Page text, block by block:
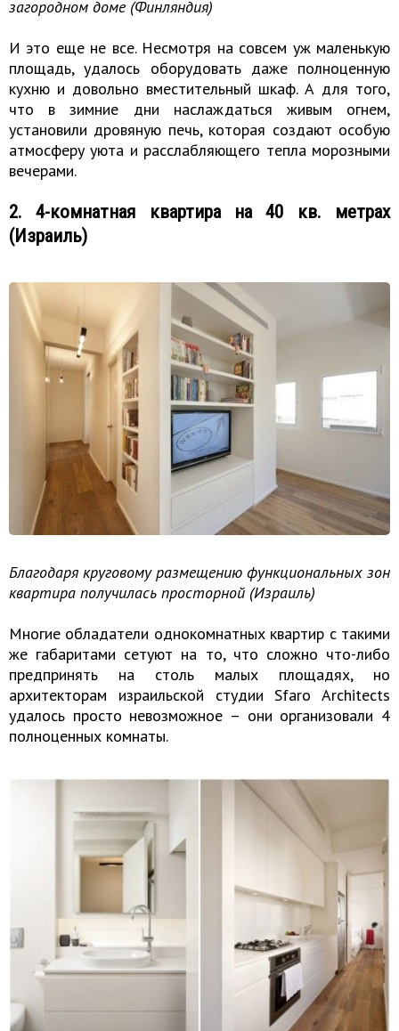
загородном доме (Финляндия)
И это еще не все. Несмотря на совсем уж маленькую
площадь, удалось оборудовать даже полноценную
кухню и довольно вместительный шкаф. А для того,
что в зимние дни наслаждаться живым огнем,
установили дровяную печь, которая создают особую
атмосферу уюта и расслабляющего тепла морозными
вечерами.
2. 4-комнатная квартира на 40 кв. метрах
(Израиль)
Благодаря круговому размещению функциональных зон
квартира получилась просторной (Израиль)
Многие обладатели однокомнатных квартир с такими
же габаритами сетуют на то, что сложно что-либо
предпринять на столь малых площадях, но
архитекторам израильской студии Sfaro Architects
удалось просто невозможное – они организовали 4
полноценных комнаты.